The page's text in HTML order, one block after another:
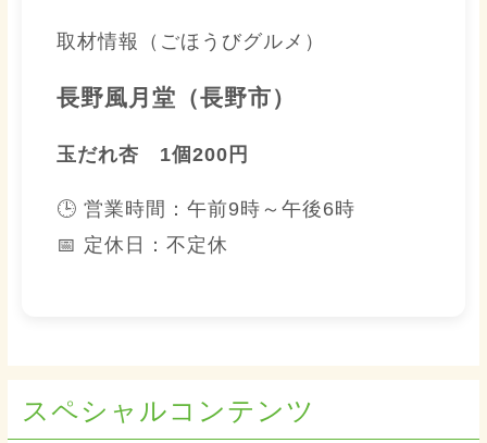
取材情報（ごほうびグルメ）
長野風月堂（長野市）
玉だれ杏 1個200円
🕒 営業時間： 午前9時～午後6時
📅 定休日： 不定休
スペシャルコンテンツ